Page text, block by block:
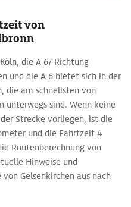
von
die A 67 Richtung
und die A 6 bietet sich in der
die am schnellsten von
unterwegs sind. Wenn keine
Strecke vorliegen, ist die
und die Fahrtzeit 4
Routenberechnung von
Hinweise und
Gelsenkirchen aus nach